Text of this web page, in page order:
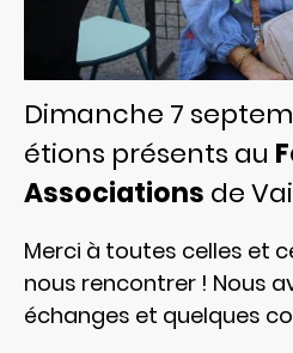
Dimanche 7
étions présents au
Associations de
Merci à toutes celles et
nous rencontrer ! Nous
échanges et quelques